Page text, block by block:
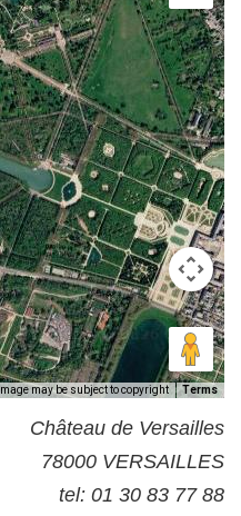
Image may be subject to copyright Terms
Château de Versailles
78000 VERSAILLES
tel: 01 30 83 77 88